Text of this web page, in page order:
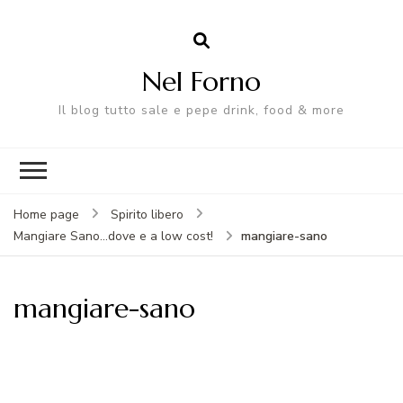
Nel Forno
Il blog tutto sale e pepe drink, food & more
Home page
Spirito libero
Mangiare Sano...dove e a low cost!
mangiare-sano
mangiare-sano